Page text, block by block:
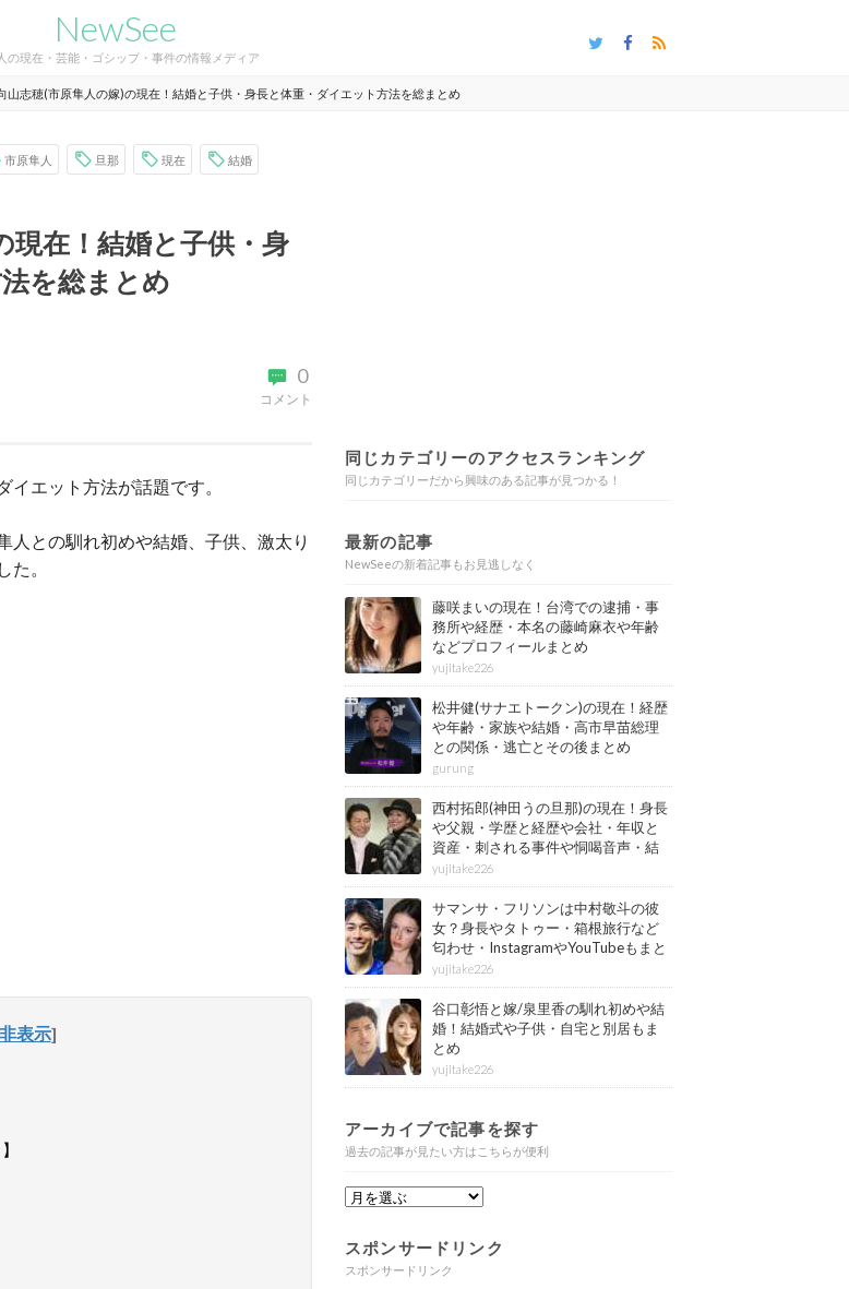
NewSee
の現在・芸能・ゴシップ・事件の情報メディア
山志穂(市原隼人の嫁)の現在！結婚と子供・身長と体重・ダイエット方法を総まとめ
市原隼人 旦那 現在 結婚
現在！結婚と子供・身
を総まとめ
0
コメント
エット方法が話題です。
人との馴れ初めや結婚、子供、激太り
。
表示]
同じカテゴリーのアクセスランキング
同じカテゴリーだから興味のある記事が見つかる！
最新の記事
NewSeeの新着記事もお見逃しなく
藤咲まいの現在！台湾での逮捕・事
務所や経歴・本名の藤崎麻衣や年齢
などプロフィールまとめ
yujitake226
松井健(サナエトークン)の現在！経歴
や年齢・家族や結婚・高市早苗総理
との関係・逃亡とその後まとめ
gurung
西村拓郎(神田うの旦那)の現在！身長
や父親・学歴と経歴や会社・年収と
資産・刺される事件や恫喝音声・結
婚と子供や自宅・脳梗塞の病気もま
とめ
yujitake226
サマンサ・フリソンは中村敬斗の彼
女？身長やタトゥー・箱根旅行など
匂わせ・InstagramやYouTubeもまと
め
yujitake226
谷口彰悟と嫁/泉里香の馴れ初めや結
婚！結婚式や子供・自宅と別居もま
とめ
yujitake226
アーカイブで記事を探す
過去の記事が見たい方はこちらが便利
スポンサードリンク
スポンサードリンク